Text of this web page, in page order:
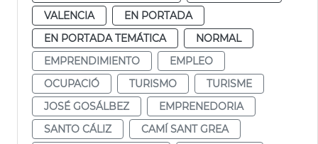
VALENCIA
EN PORTADA
EN PORTADA TEMÁTICA
NORMAL
EMPRENDIMIENTO
EMPLEO
OCUPACIÓ
TURISMO
TURISME
JOSÉ GOSÁLBEZ
EMPRENEDORIA
SANTO CÁLIZ
CAMÍ SANT GREA